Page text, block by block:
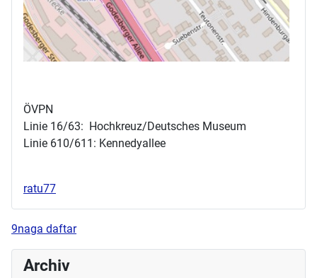
ÖVPN
Linie 16/63: Hochkreuz/Deutsches Museum
Linie 610/611: Kennedyallee
ratu77
9naga daftar
Archiv